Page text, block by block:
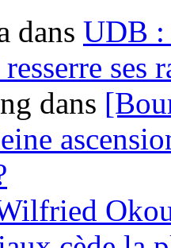
dans UDB :
ses
dans